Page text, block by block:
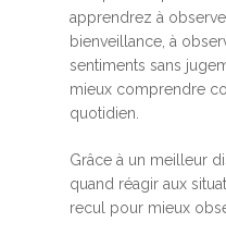
apprendrez à
bienveillance, à
sentiments sans
mieux comprendre
quotidien.
Grâce à un meilleur
quand réagir aux
recul pour mieux